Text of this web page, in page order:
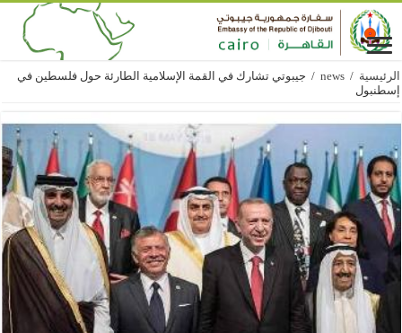
الرئيسية /
news
/ جيبوتي تشارك في القمة الإسلامية الطارئة حول فلسطين في
إسطنبول